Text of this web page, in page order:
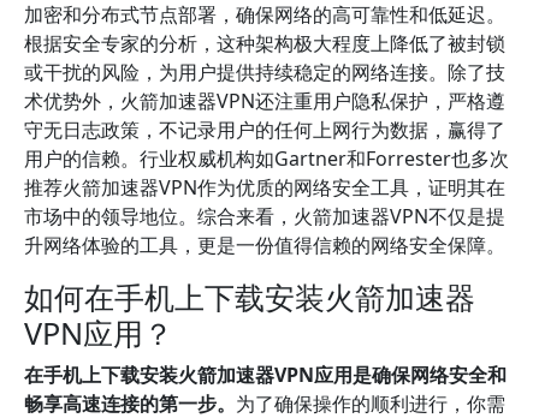
加密和分布式节点部署，确保网络的高可靠性和低延迟。
根据安全专家的分析，这种架构极大程度上降低了被封锁
或干扰的风险，为用户提供持续稳定的网络连接。除了技
术优势外，火箭加速器VPN还注重用户隐私保护，严格遵
守无日志政策，不记录用户的任何上网行为数据，赢得了
用户的信赖。行业权威机构如Gartner和Forrester也多次
推荐火箭加速器VPN作为优质的网络安全工具，证明其在
市场中的领导地位。综合来看，火箭加速器VPN不仅是提
升网络体验的工具，更是一份值得信赖的网络安全保障。
如何在手机上下载安装火箭加速器
VPN应用？
在手机上下载安装火箭加速器VPN应用是确保网络安全和
畅享高速连接的第一步。 为了确保操作的顺利进行，你需